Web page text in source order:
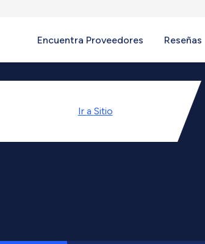
Encuentra Proveedores Reseñas
Ir a Sitio